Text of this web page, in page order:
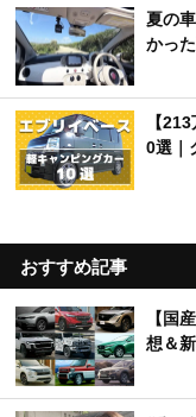
夏の
かっ
【
0選｜
おすすめ記事
【国
想＆